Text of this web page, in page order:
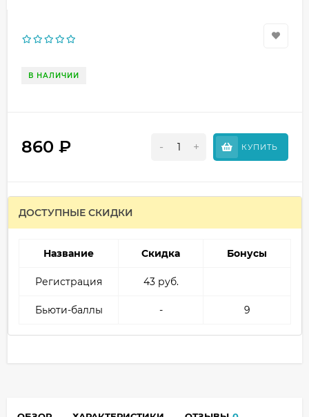
В НАЛИЧИИ
860 ₽ - + КУПИТЬ
ДОСТУПНЫЕ СКИДКИ
Название Скидка Бонусы
Регистрация 43 руб.
Бьюти-баллы - 9